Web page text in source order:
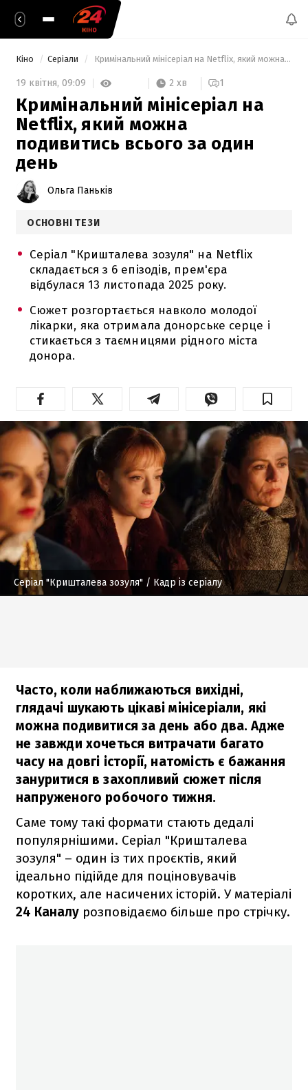
Кіно Серіали Кримінальний мінісеріал на Netflix, який можна подивитись всього за один день
19 квітня, 09:09 2 хв 1
Кримінальний мінісеріал на
Netflix, який можна
подивитись всього за один
день
Ольга Паньків
ОСНОВНІ ТЕЗИ
Серіал "Кришталева зозуля" на Netflix
складається з 6 епізодів, прем'єра
відбулася 13 листопада 2025 року.
Сюжет розгортається навколо молодої
лікарки, яка отримала донорське серце і
стикається з таємницями рідного міста
донора.
Серіал "Кришталева зозуля" / Кадр із серіалу
Часто, коли наближаються вихідні,
глядачі шукають цікаві мінісеріали, які
можна подивитися за день або два. Адже
не завжди хочеться витрачати багато
часу на довгі історії, натомість є бажання
зануритися в захопливий сюжет після
напруженого робочого тижня.
Саме тому такі формати стають дедалі
популярнішими. Серіал "Кришталева
зозуля" – один із тих проєктів, який
ідеально підійде для поціновувачів
коротких, але насичених історій. У матеріалі
24 Каналу розповідаємо більше про стрічку.